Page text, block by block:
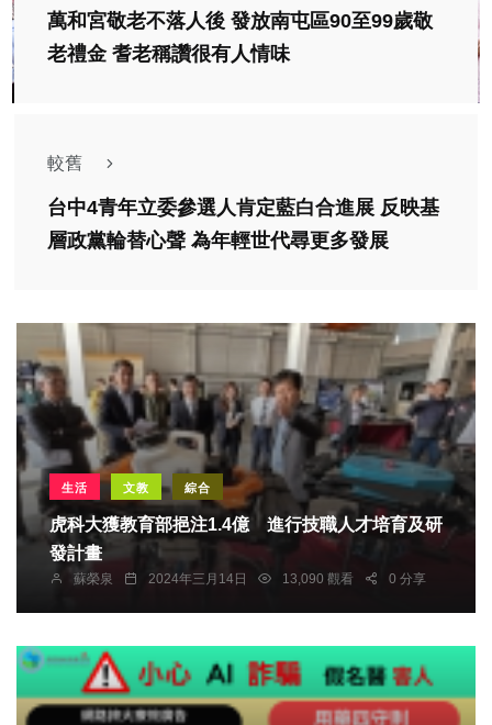
萬和宮敬老不落人後 發放南屯區90至99歲敬
老禮金 耆老稱讚很有人情味
較舊
台中4青年立委參選人肯定藍白合進展 反映基
層政黨輪替心聲 為年輕世代尋更多發展
生活 文教 綜合
虎科大獲教育部挹注1.4億 進行技職人才培育及研
發計畫
蘇榮泉 2024年三月14日 13,090 觀看 0 分享